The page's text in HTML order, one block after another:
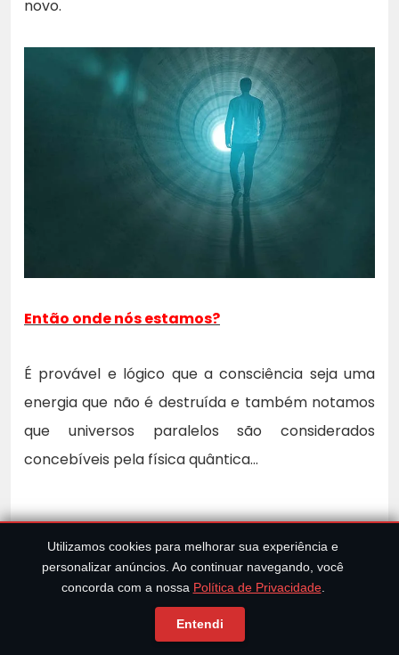
novo.
Então onde nós estamos?
É provável e lógico que a consciência seja uma
energia que não é destruída e também notamos
que universos paralelos são considerados
concebíveis pela física quântica…
Utilizamos cookies para melhorar sua experiência e
personalizar anúncios. Ao continuar navegando, você
concorda com a nossa Política de Privacidade.
Entendi